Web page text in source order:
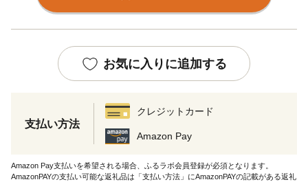
お気に入りに追加する
支払い方法
クレジットカード
Amazon Pay
Amazon Pay支払いを希望される場合、ふるラボ会員登録が必須となります。
AmazonPAYの支払い可能な返礼品は「支払い方法」にAmazonPAYの記載がある返礼